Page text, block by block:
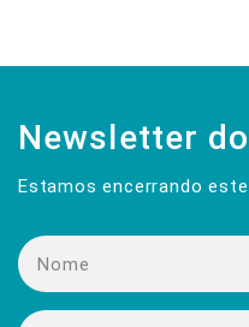
Newsletter
Estamos encerrando